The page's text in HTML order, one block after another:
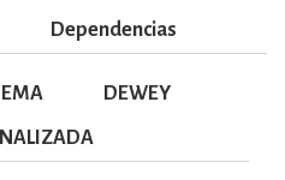
Dependencias
DEWEY